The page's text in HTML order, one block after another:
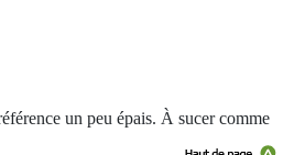
un peu épais. À sucer comme